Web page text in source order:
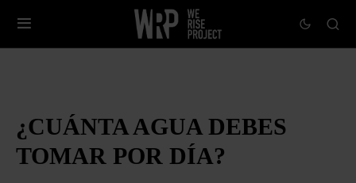
¿CUÁNTA AGUA DEBES
TOMAR POR DÍA?